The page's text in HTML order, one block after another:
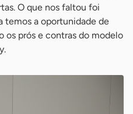
O que nos faltou foi
temos a oportunidade de
os prós e contras do modelo